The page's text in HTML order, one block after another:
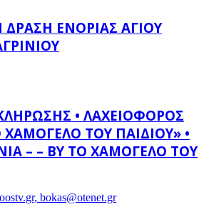
ΕΝΟΡΊΑΣ ΑΓΊΟΥ
• ΛΑΧΕΙΟΦΌΡΟΣ
ΤΟΥ ΠΑΙΔΙΟΎ» •
– – BY ΤΟ ΧΑΜΌΓΕΛΟ ΤΟΥ
bokas@otenet.gr